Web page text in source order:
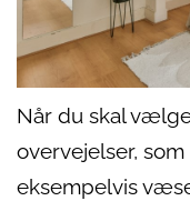
Når du skal
overvejelser,
eksempelvis